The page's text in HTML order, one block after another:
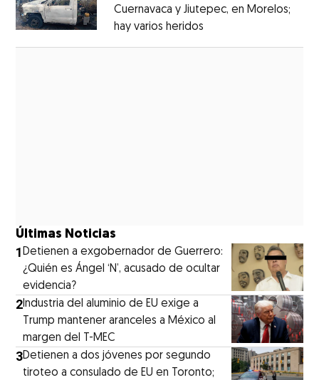
Cuernavaca y Jiutepec, en Morelos;
hay varios heridos
Últimas Noticias
1Detienen a exgobernador de Guerrero:
¿Quién es Ángel ‘N’, acusado de ocultar
evidencia?
2Industria del aluminio de EU exige a
Trump mantener aranceles a México al
margen del T-MEC
3Detienen a dos jóvenes por segundo
tiroteo a consulado de EU en Toronto;